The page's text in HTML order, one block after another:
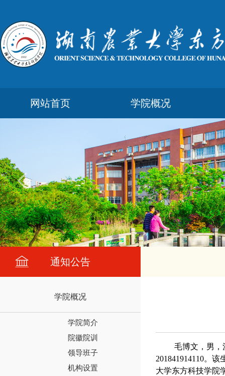
网站首页 学院概况
通知公告
学院概况
学院简介
院徽院训
领导班子
机构设置
毛博文，男，
201841914110。
大学东方科技学院